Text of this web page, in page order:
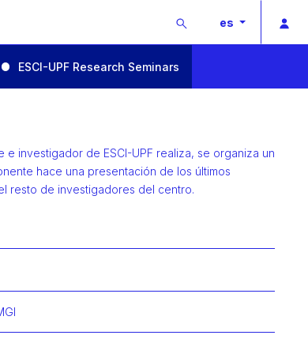
Buscar es
ESCI-UPF Research Seminars
investigador de ESCI-UPF realiza, se organiza un
hace una presentación de los últimos
resto de investigadores del centro.
Tomislav